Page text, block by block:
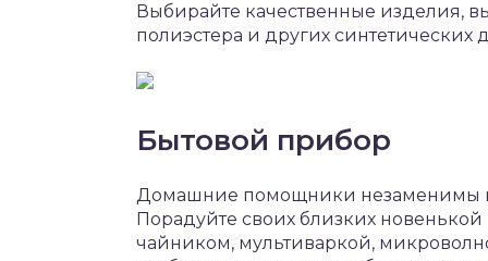
Выбирайте качественные изделия,
полиэстера и других синтетических
Бытовой прибор
Домашние помощники незаменимы в
Порадуйте своих близких
чайником, мультиваркой,